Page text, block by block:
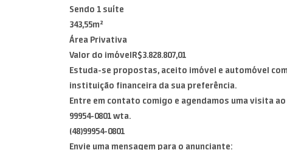
Sendo 1 suíte
343,55m²
Área Privativa
Valor do imóvelR$3.828.807,01
Estuda-se propostas, aceito imóvel e automóvel
instituição financeira da sua preferência.
Entre em contato comigo e agendamos uma visita
99954-0801 wta.
(48)99954-0801
Envie uma mensagem para o anunciante: